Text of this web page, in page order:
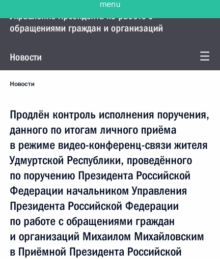
Управление Президента по работе с
обращениями граждан и организаций
Новости
Новости
Продлён контроль исполнения поручения,
данного по итогам личного приёма
в режиме видео-конференц-связи жителя
Удмуртской Республики, проведённого
по поручению Президента Российской
Федерации начальником Управления
Президента Российской Федерации
по работе с обращениями граждан
и организаций Михаилом Михайловским
в Приёмной Президента Российской